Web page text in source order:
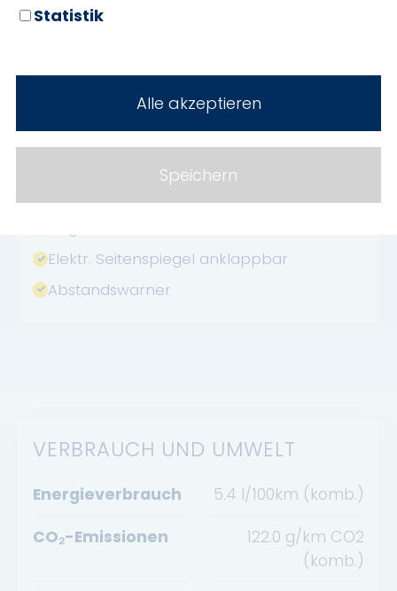
Apple CarPlay
Volldigitales Kombiinstrument
Induktionsladen für Smartphones
Geschwindigkeitsbegrenzer
Elektr. Seitenspiegel anklappbar
Abstandswarner
VERBRAUCH UND UMWELT
Energieverbrauch
5.4 l/100km (komb.)
CO₂-Emissionen
122.0 g/km CO2
(komb.)
Statistik
Alle akzeptieren
Speichern